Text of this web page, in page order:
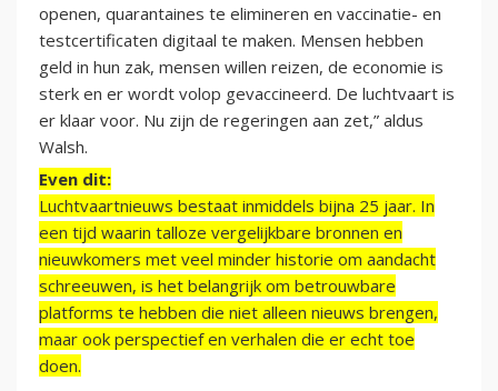
openen, quarantaines te elimineren en vaccinatie- en
testcertificaten digitaal te maken. Mensen hebben
geld in hun zak, mensen willen reizen, de economie is
sterk en er wordt volop gevaccineerd. De luchtvaart is
er klaar voor. Nu zijn de regeringen aan zet,” aldus
Walsh.
Even dit:
Luchtvaartnieuws bestaat inmiddels bijna 25 jaar. In
een tijd waarin talloze vergelijkbare bronnen en
nieuwkomers met veel minder historie om aandacht
schreeuwen, is het belangrijk om betrouwbare
platforms te hebben die niet alleen nieuws brengen,
maar ook perspectief en verhalen die er echt toe
doen.